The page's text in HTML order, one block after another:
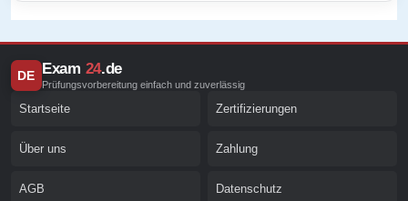
DE Exam 24.de
Prüfungsvorbereitung einfach und zuverlässig
Startseite Zertifizierungen
Über uns Zahlung
AGB Datenschutz